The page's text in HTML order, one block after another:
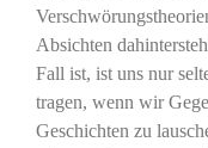
Absichten
Fall ist, ist uns nur
tragen, wenn wir
Geschichten zu